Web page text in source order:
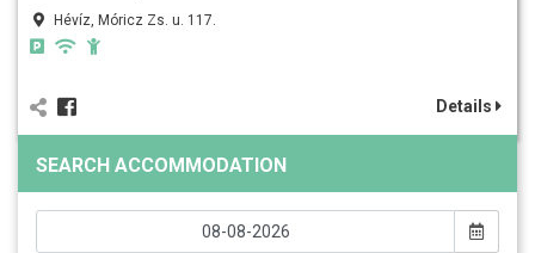
Hévíz, Móricz Zs. u. 117.
Details
SEARCH ACCOMMODATION